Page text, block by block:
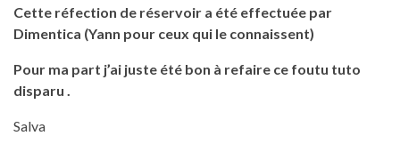
Cette réfection de réservoir a été effectuée par
Dimentica (Yann pour ceux qui le connaissent)
Pour ma part j’ai juste été bon à refaire ce foutu tuto
disparu .
Salva